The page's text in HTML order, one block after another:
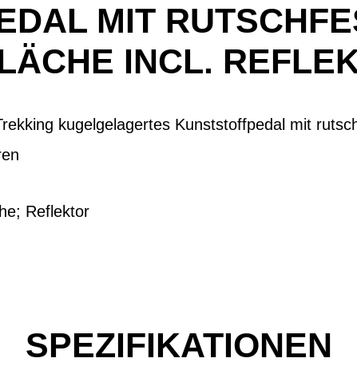
MIT
INCL.
kugelgelagertes Kunststoffpedal mit
Reflektor
SPEZIFIKATIONEN